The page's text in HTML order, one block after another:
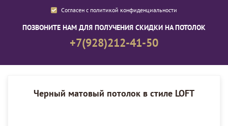
Согласен с политикой конфиденциальности
ПОЗВОНИТЕ НАМ ДЛЯ ПОЛУЧЕНИЯ СКИДКИ НА ПОТОЛОК
+7(928)212-41-50
Черный матовый потолок в стиле LOFT